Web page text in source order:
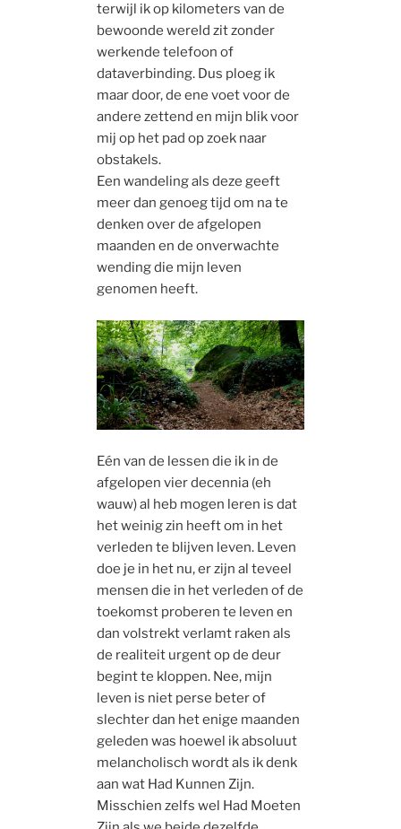
terwijl ik op kilometers van de
bewoonde wereld zit zonder
werkende telefoon of
dataverbinding. Dus ploeg ik
maar door, de ene voet voor de
andere zettend en mijn blik voor
mij op het pad op zoek naar
obstakels.
Een wandeling als deze geeft
meer dan genoeg tijd om na te
denken over de afgelopen
maanden en de onverwachte
wending die mijn leven
genomen heeft.
Eén van de lessen die ik in de
afgelopen vier decennia (eh
wauw) al heb mogen leren is dat
het weinig zin heeft om in het
verleden te blijven leven. Leven
doe je in het nu, er zijn al teveel
mensen die in het verleden of de
toekomst proberen te leven en
dan volstrekt verlamt raken als
de realiteit urgent op de deur
begint te kloppen. Nee, mijn
leven is niet perse beter of
slechter dan het enige maanden
geleden was hoewel ik absoluut
melancholisch wordt als ik denk
aan wat Had Kunnen Zijn.
Misschien zelfs wel Had Moeten